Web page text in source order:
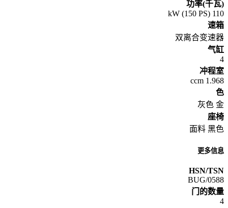
功率(千瓦)
110 kW (150 PS)
速箱
双离合变速器
气缸
4
冲程室
1.968 ccm
色
灰色 金
座椅
面料 黑色
更多信息
HSN/TSN
0588/BUG
门的数量
4